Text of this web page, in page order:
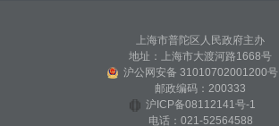
上海市普陀区人民政府主办
地址：上海市大渡河路1668号
沪公网安备 31010702001200号
邮政编码：200333
沪ICP备08112141号-1
电话：021-52564588